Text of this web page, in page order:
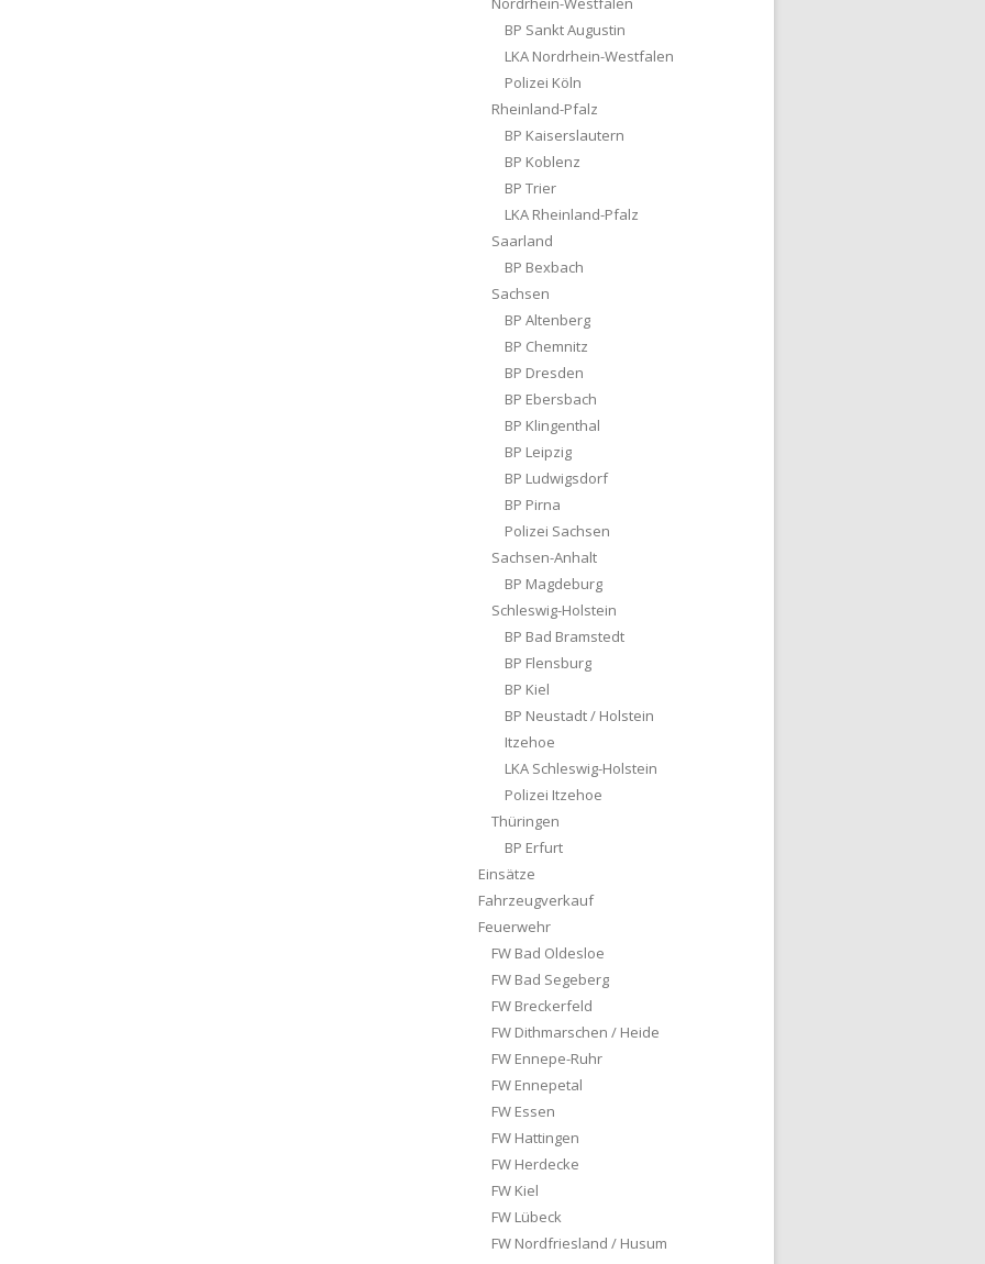
BP Sankt Augustin
LKA Nordrhein-Westfalen
Polizei Köln
Rheinland-Pfalz
BP Kaiserslautern
BP Koblenz
BP Trier
LKA Rheinland-Pfalz
Saarland
BP Bexbach
Sachsen
BP Altenberg
BP Chemnitz
BP Dresden
BP Ebersbach
BP Klingenthal
BP Leipzig
BP Ludwigsdorf
BP Pirna
Polizei Sachsen
Sachsen-Anhalt
BP Magdeburg
Schleswig-Holstein
BP Bad Bramstedt
BP Flensburg
BP Kiel
BP Neustadt / Holstein
Itzehoe
LKA Schleswig-Holstein
Polizei Itzehoe
Thüringen
BP Erfurt
Einsätze
Fahrzeugverkauf
Feuerwehr
FW Bad Oldesloe
FW Bad Segeberg
FW Breckerfeld
FW Dithmarschen / Heide
FW Ennepe-Ruhr
FW Ennepetal
FW Essen
FW Hattingen
FW Herdecke
FW Kiel
FW Lübeck
FW Nordfriesland / Husum